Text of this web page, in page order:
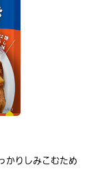
かりしみこむため